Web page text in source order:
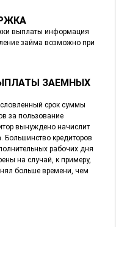
выплаты информация
займа возможно при
ЗАЕМНЫХ
срок суммы
за пользование
вынуждено начислит
Большинство кредиторов
рабочих дня
на случай, к примеру,
больше времени, чем